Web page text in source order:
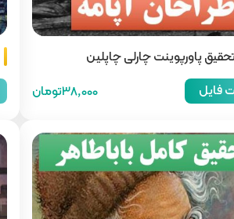
پاورپوینت چارلی چاپلین
فایل
38,000تومان